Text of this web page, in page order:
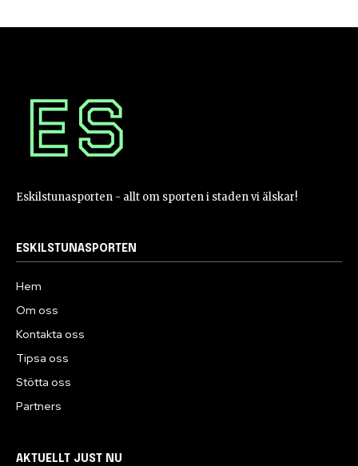
Eskilstunasporten - allt om sporten i staden vi älskar!
ESKILSTUNASPORTEN
Hem
Om oss
Kontakta oss
Tipsa oss
Stötta oss
Partners
AKTUELLT JUST NU